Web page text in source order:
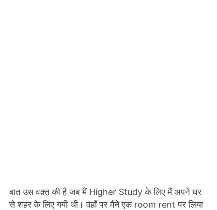
बात उस वक़्त की है जब मैं Higher Study के लिए मैं अपने घर
से शहर के लिए गयी थी। वहाँ पर मैंने एक room rent पर लिया